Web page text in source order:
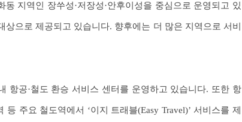
지역인 장쑤성·저장성·안후이성을 중심으로 운영되고 있
으로 제공되고 있습니다. 향후에는 더 많은 지역으로 서비
항공·철도 환승 서비스 센터를 운영하고 있습니다. 또한 항
주요 철도역에서 ‘이지 트래블(Easy Travel)’ 서비스를 제